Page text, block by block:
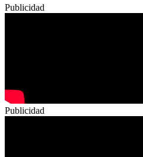
Publicidad
Publicidad